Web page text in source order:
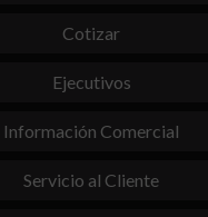
Cotizar
Ejecutivos
Información Comercial
Servicio al Cliente